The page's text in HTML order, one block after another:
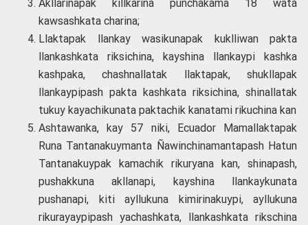
Akllarinapak killkarina punchakama 18 wata
kawsashkata charina;
Llaktapak llankay wasikunapak kuklliwan pakta
llankashkata riksichina, kayshina llankaypi kashka
kashpaka, chashnallatak llaktapak, shukllapak
llankaypipash pakta kashkata riksichina, shinallatak
tukuy kayachikunata paktachik kanatami rikuchina kan
Ashtawanka, kay 57 niki, Ecuador Mamallaktapak
Runa Tantanakuymanta Ñawinchinamantapash Hatun
Tantanakuypak kamachik rikuryana kan, shinapash,
pushakkuna akllanapi, kayshina llankaykunata
pushanapi, kiti ayllukuna kimirinakuypi, ayllukuna
rikurayaypipash yachashkata, llankashkata rikschina